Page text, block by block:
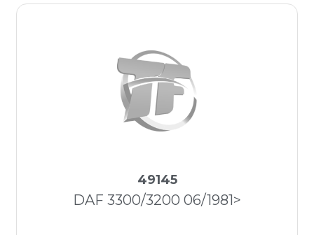
49145
DAF 3300/3200 06/1981>